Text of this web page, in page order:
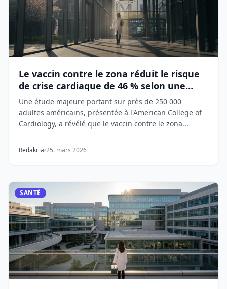
Le vaccin contre le zona réduit le risque
de crise cardiaque de 46 % selon une
nouvelle étude
Une étude majeure portant sur près de 250 000
adultes américains, présentée à l'American College of
Cardiology, a révélé que le vaccin contre le zona...
Redakcia 25. mars 2026
SANTÉ